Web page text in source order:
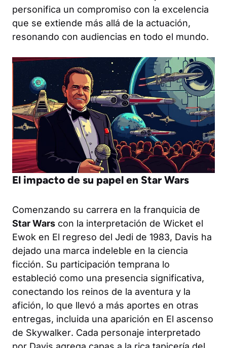
personifica un compromiso con la excelencia
que se extiende más allá de la actuación,
resonando con audiencias en todo el mundo.
El impacto de su papel en Star Wars
Comenzando su carrera en la franquicia de
Star Wars con la interpretación de Wicket el
Ewok en El regreso del Jedi de 1983, Davis ha
dejado una marca indeleble en la ciencia
ficción. Su participación temprana lo
estableció como una presencia significativa,
conectando los reinos de la aventura y la
afición, lo que llevó a más aportes en otras
entregas, incluida una aparición en El ascenso
de Skywalker. Cada personaje interpretado